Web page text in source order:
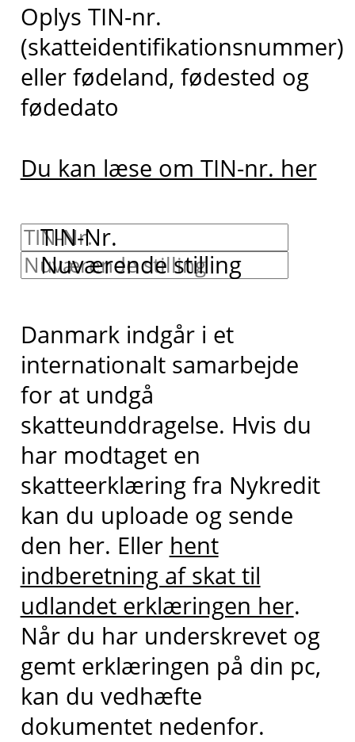
Oplys TIN-nr.
(skatteidentifikationsnummer)
eller fødeland, fødested og
fødedato
Du kan læse om TIN-nr. her
TIN-Nr.
Nuværende stilling
Danmark indgår i et
internationalt samarbejde
for at undgå
skatteunddragelse. Hvis du
har modtaget en
skatteerklæring fra Nykredit
kan du uploade og sende
den her. Eller hent
indberetning af skat til
udlandet erklæringen her.
Når du har underskrevet og
gemt erklæringen på din pc,
kan du vedhæfte
dokumentet nedenfor.